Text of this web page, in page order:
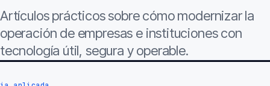
Artículos prácticos sobre cómo modernizar la
operación de empresas e instituciones con
tecnología útil, segura y operable.